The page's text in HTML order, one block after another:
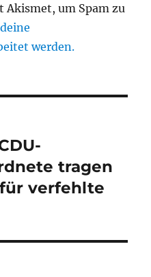
Akismet, um Spam zu
werden.
tragen
verfehlte